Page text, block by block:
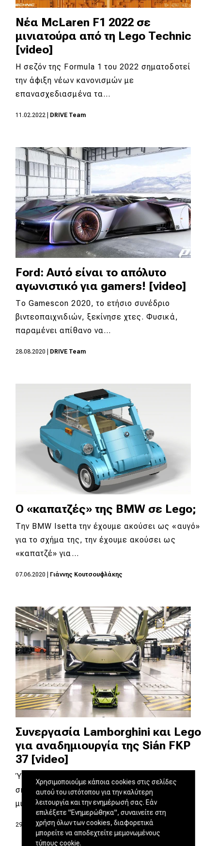
Nέα McLaren F1 2022 σε
μινιατούρα από τη Lego Technic
[video]
Η σεζόν της Formula 1 του 2022 σηματοδοτεί
την άφιξη νέων κανονισμών με
επανασχεδιασμένα τα…
11.02.2022 DRIVE Team
Ford: Αυτό είναι το απόλυτο
αγωνιστικό για gamers! [video]
Το Gamescon 2020, το ετήσιο συνέδριο
βιντεοπαιχνιδιών, ξεκίνησε χτες. Φυσικά,
παραμένει απίθανο να…
28.08.2020 DRIVE Team
Ο «καπατζές» της BMW σε Lego;
Την BMW Isetta την έχουμε ακούσει ως «αυγό»
για το σχήμα της, την έχουμε ακούσει ως
«καπατζέ» για…
07.06.2020 Γιάννης Κουτσουφλάκης
Συνεργασία Lamborghini και Lego
για αναδημιουργία της Sián FKP
37 [video]
Ύστερα από την Bugatti, αυτή είναι μια άλλη
σημαντική συνεργασία μεταξύ της Lego και
μιας φίρμας…
29.05.2020 |DRIVE Team
Χρησιμοποιούμε κάποια cookies στις σελίδες
αυτού του ιστότοπου για την καλύτερη
λειτουργία και την ενημέρωσή σας. Εάν
επιλέξετε "Ενημερώθηκα", συναινείτε στη
χρήση όλων των cookies, διαφορετικά
μπορείτε να αποδεχτείτε μεμονωμένους
τύπους cookie.